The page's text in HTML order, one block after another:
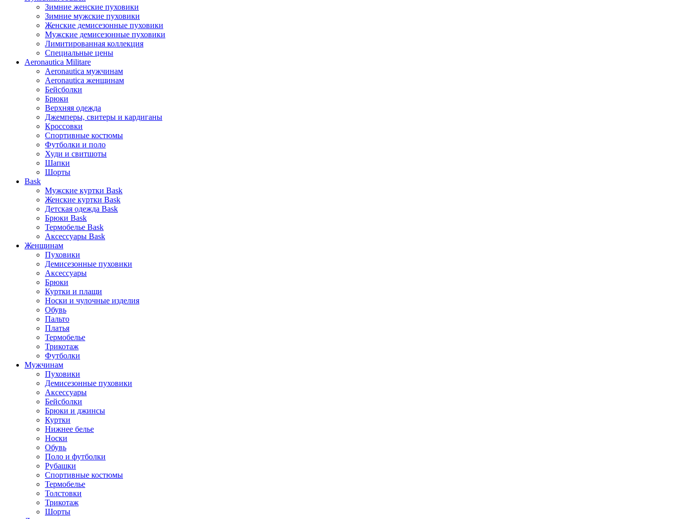
Зимние женские пуховики
Зимние мужские пуховики
Женские демисезонные пуховики
Мужские демисезонные пуховики
Лимитированная коллекция
Специальные цены
Aeronautica Militare
Aeronautica мужчинам
Aeronautica женщинам
Бейсболки
Брюки
Верхняя одежда
Джемперы, свитеры и кардиганы
Кроссовки
Спортивные костюмы
Футболки и поло
Худи и свитшоты
Шапки
Шорты
Bask
Мужские куртки Bask
Женские куртки Bask
Детская одежда Bask
Брюки Bask
Термобелье Bask
Аксессуары Bask
Женщинам
Пуховики
Демисезонные пуховики
Аксессуары
Брюки
Куртки и плащи
Носки и чулочные изделия
Обувь
Пальто
Платья
Термобелье
Трикотаж
Футболки
Мужчинам
Пуховики
Демисезонные пуховики
Аксессуары
Бейсболки
Брюки и джинсы
Куртки
Нижнее белье
Носки
Обувь
Поло и футболки
Рубашки
Спортивные костюмы
Термобелье
Толстовки
Трикотаж
Шорты